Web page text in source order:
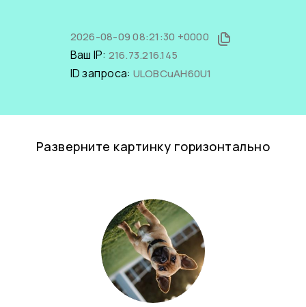
2026-08-09 08:21:30 +0000
Ваш IP: 216.73.216.145
ID запроса: ULOBCuAH60U1
Разверните картинку горизонтально